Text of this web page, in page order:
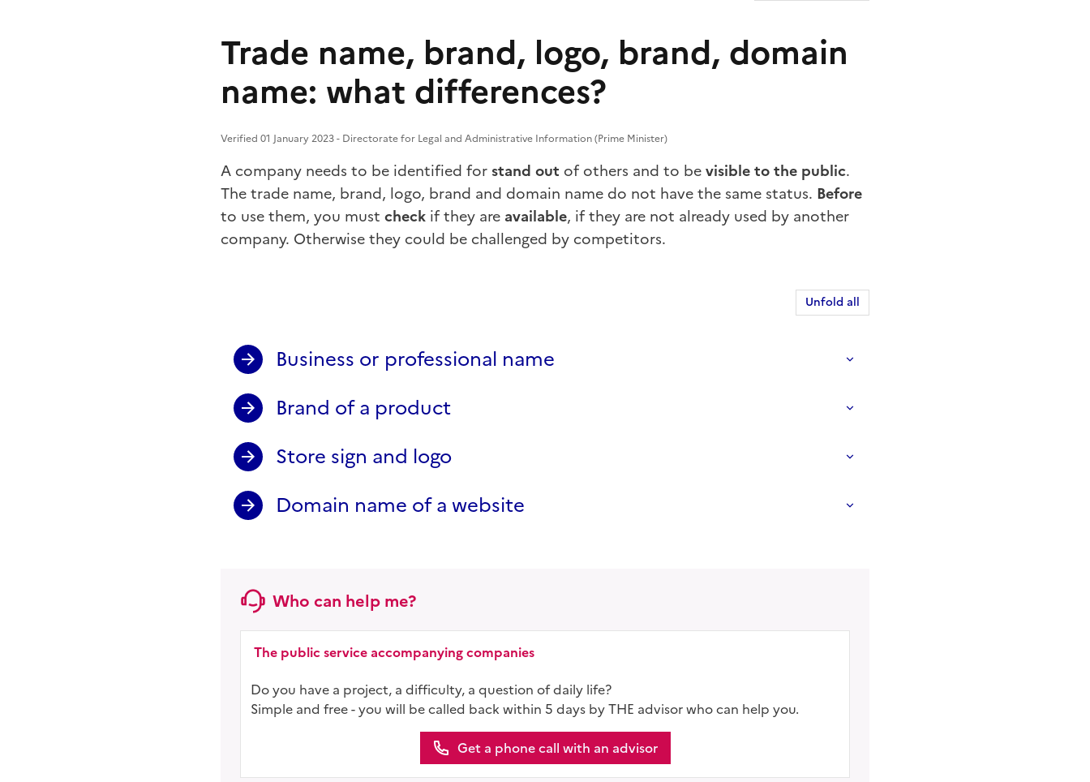
Trade name, brand, logo, brand, domain
name: what differences?
Verified 01 January 2023 - Directorate for Legal and Administrative Information (Prime Minister)
A company needs to be identified forstand out of others and to bevisible to the public.
The trade name, brand, logo, brand and domain name do not have the same status. Before
to use them, you must check if they are available, if they are not already used by another
company. Otherwise they could be challenged by competitors.
Unfold all
Business or professional name
Brand of a product
Store sign and logo
Domain name of a website
Who can help me?
The public service accompanying companies
Do you have a project, a difficulty, a question of daily life?
Simple and free - you will be called back within 5 days by THE advisor who can help you.
Get a phone call with an advisor